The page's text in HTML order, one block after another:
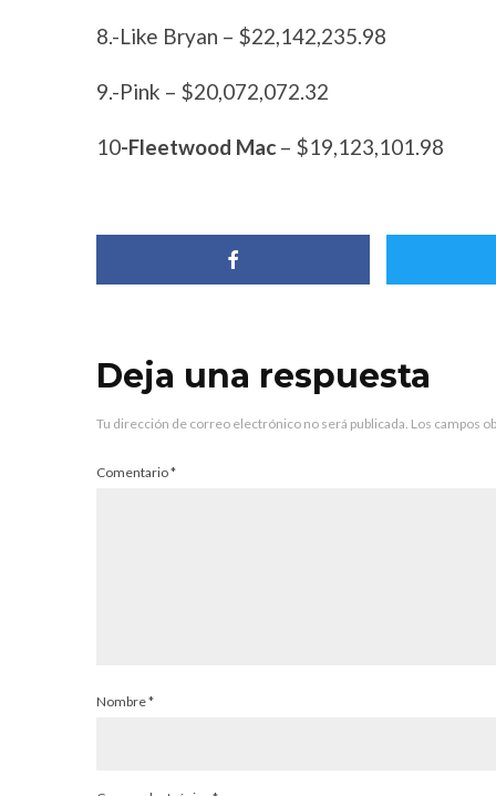
8.-Like Bryan – $22,142,235.98
9.-Pink – $20,072,072.32
10-Fleetwood Mac – $19,123,101.98
Deja una respuesta
Tu dirección de correo electrónico no será publicada. Los campos
Comentario*
Nombre*